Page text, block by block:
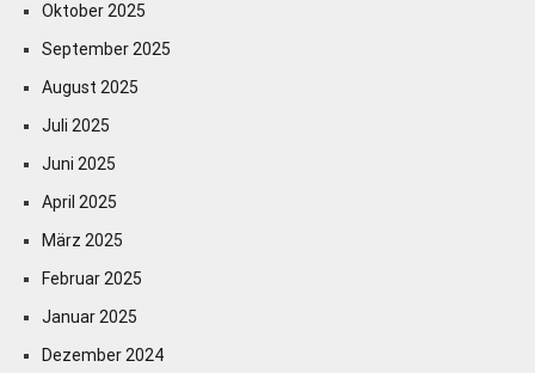
Oktober 2025
September 2025
August 2025
Juli 2025
Juni 2025
April 2025
März 2025
Februar 2025
Januar 2025
Dezember 2024